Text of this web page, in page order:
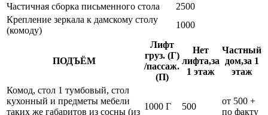
Частичная сборка письменного стола
2500
Крепление зеркала к дамскому столу
(комоду)
1000
ПОДЪЁМ
Лифт
груз. (Г)
/пассаж.
(П)
Нет
лифта,за
1 этаж
Частный
дом,за 1
этаж
Комод, стол 1 тумбовый, стол
кухонный и предметы мебели
таких же габаритов из сосны (из
1000 Г 500
от 500 +
по факту